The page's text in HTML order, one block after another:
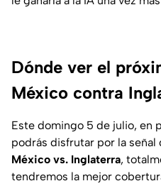
Dónde ver el
México contra
Este domingo 5 de julio, en
podrás disfrutar por la señal
México vs. Inglaterra,
tendremos la mejor